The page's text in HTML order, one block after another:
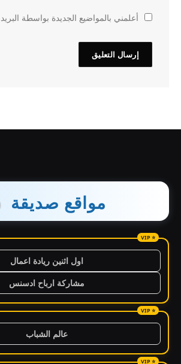
أعلمني بالمواضيع الجديدة بواسطة
مواقع صديقة
اول اثنين ريادة اعمال
مشاركة ارباح ادسنس
عالم الشباب